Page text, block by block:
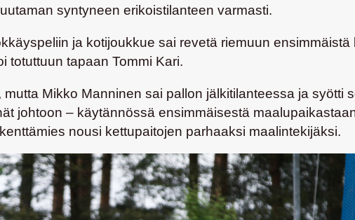
syntyneen erikoistilanteen varmasti.
ja kotijoukkue sai revetä riemuun
totuttuun tapaan Tommi Kari.
mutta Mikko Manninen sai pallon jälkitilanteessa ja syötti
johtoon – käytännössä ensimmäisestä
nousi kettupaitojen parhaaksi maalintekijäksi.